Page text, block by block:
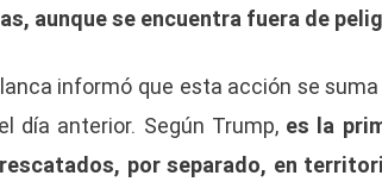
aunque se encuentra fuera de
informó que esta acción se
día anterior. Según Trump, es la
por separado, en